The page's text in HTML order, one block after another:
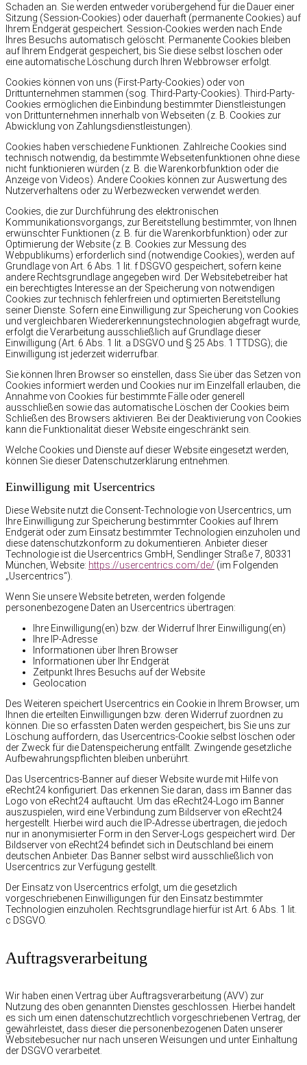
Schaden an. Sie werden entweder vorübergehend für die Dauer einer
Sitzung (Session-Cookies) oder dauerhaft (permanente Cookies) auf
Ihrem Endgerät gespeichert. Session-Cookies werden nach Ende
Ihres Besuchs automatisch gelöscht. Permanente Cookies bleiben
auf Ihrem Endgerät gespeichert, bis Sie diese selbst löschen oder
eine automatische Löschung durch Ihren Webbrowser erfolgt.
Cookies können von uns (First-Party-Cookies) oder von
Drittunternehmen stammen (sog. Third-Party-Cookies). Third-Party-
Cookies ermöglichen die Einbindung bestimmter Dienstleistungen
von Drittunternehmen innerhalb von Webseiten (z. B. Cookies zur
Abwicklung von Zahlungsdienstleistungen).
Cookies haben verschiedene Funktionen. Zahlreiche Cookies sind
technisch notwendig, da bestimmte Webseitenfunktionen ohne diese
nicht funktionieren würden (z. B. die Warenkorbfunktion oder die
Anzeige von Videos). Andere Cookies können zur Auswertung des
Nutzerverhaltens oder zu Werbezwecken verwendet werden.
Cookies, die zur Durchführung des elektronischen
Kommunikationsvorgangs, zur Bereitstellung bestimmter, von Ihnen
erwünschter Funktionen (z. B. für die Warenkorbfunktion) oder zur
Optimierung der Website (z. B. Cookies zur Messung des
Webpublikums) erforderlich sind (notwendige Cookies), werden auf
Grundlage von Art. 6 Abs. 1 lit. f DSGVO gespeichert, sofern keine
andere Rechtsgrundlage angegeben wird. Der Websitebetreiber hat
ein berechtigtes Interesse an der Speicherung von notwendigen
Cookies zur technisch fehlerfreien und optimierten Bereitstellung
seiner Dienste. Sofern eine Einwilligung zur Speicherung von Cookies
und vergleichbaren Wiedererkennungstechnologien abgefragt wurde,
erfolgt die Verarbeitung ausschließlich auf Grundlage dieser
Einwilligung (Art. 6 Abs. 1 lit. a DSGVO und § 25 Abs. 1 TTDSG); die
Einwilligung ist jederzeit widerrufbar.
Sie können Ihren Browser so einstellen, dass Sie über das Setzen von
Cookies informiert werden und Cookies nur im Einzelfall erlauben, die
Annahme von Cookies für bestimmte Fälle oder generell
ausschließen sowie das automatische Löschen der Cookies beim
Schließen des Browsers aktivieren. Bei der Deaktivierung von Cookies
kann die Funktionalität dieser Website eingeschränkt sein.
Welche Cookies und Dienste auf dieser Website eingesetzt werden,
können Sie dieser Datenschutzerklärung entnehmen.
Einwilligung mit Usercentrics
Diese Website nutzt die Consent-Technologie von Usercentrics, um
Ihre Einwilligung zur Speicherung bestimmter Cookies auf Ihrem
Endgerät oder zum Einsatz bestimmter Technologien einzuholen und
diese datenschutzkonform zu dokumentieren. Anbieter dieser
Technologie ist die Usercentrics GmbH, Sendlinger Straße 7, 80331
München, Website: https://usercentrics.com/de/ (im Folgenden
„Usercentrics“).
Wenn Sie unsere Website betreten, werden folgende
personenbezogene Daten an Usercentrics übertragen:
Ihre Einwilligung(en) bzw. der Widerruf Ihrer Einwilligung(en)
Ihre IP-Adresse
Informationen über Ihren Browser
Informationen über Ihr Endgerät
Zeitpunkt Ihres Besuchs auf der Website
Geolocation
Des Weiteren speichert Usercentrics ein Cookie in Ihrem Browser, um
Ihnen die erteilten Einwilligungen bzw. deren Widerruf zuordnen zu
können. Die so erfassten Daten werden gespeichert, bis Sie uns zur
Löschung auffordern, das Usercentrics-Cookie selbst löschen oder
der Zweck für die Datenspeicherung entfällt. Zwingende gesetzliche
Aufbewahrungspflichten bleiben unberührt.
Das Usercentrics-Banner auf dieser Website wurde mit Hilfe von
eRecht24 konfiguriert. Das erkennen Sie daran, dass im Banner das
Logo von eRecht24 auftaucht. Um das eRecht24-Logo im Banner
auszuspielen, wird eine Verbindung zum Bildserver von eRecht24
hergestellt. Hierbei wird auch die IP-Adresse übertragen, die jedoch
nur in anonymisierter Form in den Server-Logs gespeichert wird. Der
Bildserver von eRecht24 befindet sich in Deutschland bei einem
deutschen Anbieter. Das Banner selbst wird ausschließlich von
Usercentrics zur Verfügung gestellt.
Der Einsatz von Usercentrics erfolgt, um die gesetzlich
vorgeschriebenen Einwilligungen für den Einsatz bestimmter
Technologien einzuholen. Rechtsgrundlage hierfür ist Art. 6 Abs. 1 lit.
c DSGVO.
Auftragsverarbeitung
Wir haben einen Vertrag über Auftragsverarbeitung (AVV) zur
Nutzung des oben genannten Dienstes geschlossen. Hierbei handelt
es sich um einen datenschutzrechtlich vorgeschriebenen Vertrag, der
gewährleistet, dass dieser die personenbezogenen Daten unserer
Websitebesucher nur nach unseren Weisungen und unter Einhaltung
der DSGVO verarbeitet.